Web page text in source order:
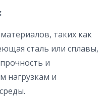
таких как
сталь или сплавы,
и
нагрузкам и